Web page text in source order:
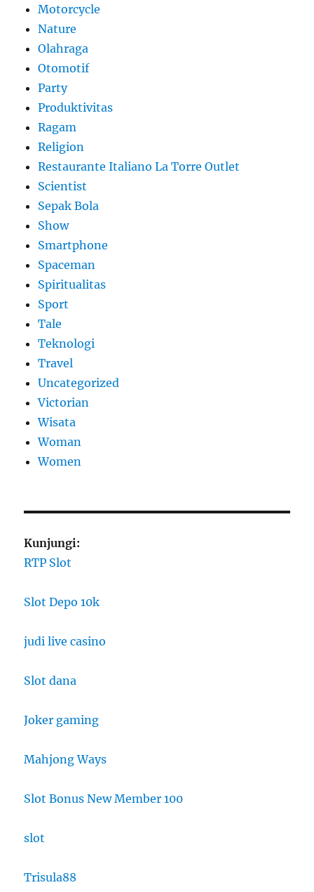
Motorcycle
Nature
Olahraga
Otomotif
Party
Produktivitas
Ragam
Religion
Restaurante Italiano La Torre Outlet
Scientist
Sepak Bola
Show
Smartphone
Spaceman
Spiritualitas
Sport
Tale
Teknologi
Travel
Uncategorized
Victorian
Wisata
Woman
Women
Kunjungi:
RTP Slot
Slot Depo 10k
judi live casino
Slot dana
Joker gaming
Mahjong Ways
Slot Bonus New Member 100
slot
Trisula88